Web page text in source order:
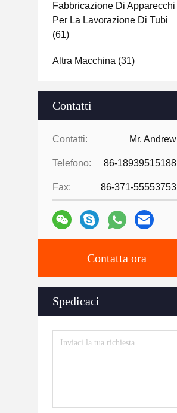
Fabbricazione Di Apparecchi
Per La Lavorazione Di Tubi
(61)
Altra Macchina (31)
Contatti
Contatti: Mr. Andrew
Telefono: 86-18939515188
Fax: 86-371-55553753
Contatta ora
Spedicaci